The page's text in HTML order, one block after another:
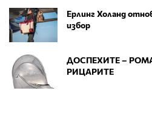
Ерлинг Холанд
избор
ДОСПЕХИТЕ –
РИЦАРИТЕ